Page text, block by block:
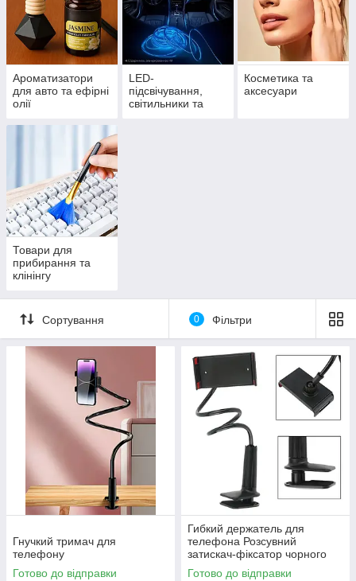
Ароматизатори
для авто та ефірні
олії
LED-
підсвічування,
світильники та
Косметика та
аксесуари
Товари для
прибирання та
клінінгу
Сортування 0 Фільтри
Гнучкий тримач для
телефону
Готово до відправки
Гибкий держатель для
телефона Розсувний
затискач-фіксатор чорного
кольору
Готово до відправки